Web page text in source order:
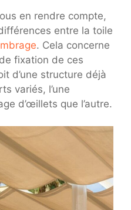
en rendre compte,
entre la toile
. Cela concerne
fixation de ces
d’une structure déjà
variés, l’une
d’œillets que l’autre.